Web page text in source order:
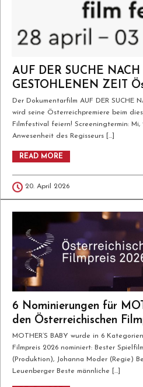
AUF DER SUCHE NACH
GESTOHLENEN ZEIT
Der Dokumentarfilm AUF DER SUCHE
wird seine Österreichpremiere beim
Filmfestival feiern! Screeningtermin: Mi,
Anwesenheit des Regisseurs […]
READ MORE
20. April 2026
6 Nominierungen für
den Österreichischen
MOTHER’S BABY wurde in 6
Filmpreis 2026 nominiert: Bester
(Produktion), Johanna Moder (Regie)
Leuenberger Beste männliche […]